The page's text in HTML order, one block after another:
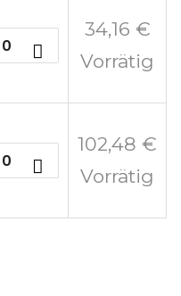
34,16 €
Vorrätig
102,48 €
Vorrätig